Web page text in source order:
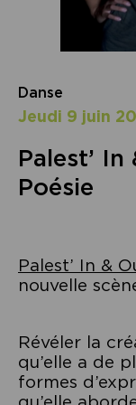
Danse
jeudi 9 juin
Palest’
Poésie
Palest’ In &
nouvelle
Révéler la
qu’elle a de
formes